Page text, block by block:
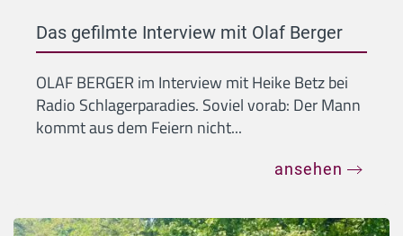
Das gefilmte Interview mit Olaf Berger
OLAF BERGER im Interview mit Heike Betz bei
Radio Schlagerparadies. Soviel vorab: Der Mann
kommt aus dem Feiern nicht...
ansehen